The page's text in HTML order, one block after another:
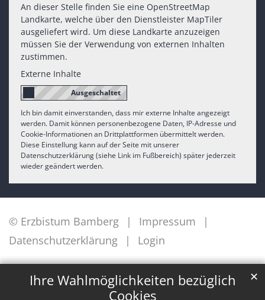
Ihre Wahlmöglichkeiten bezüglich
Cookies
✕
An dieser Stelle finden Sie eine OpenStreetMap
Landkarte, welche über den Dienstleister MapTiler
ausgeliefert wird. Um diese Landkarte anzuzeigen
müssen Sie der Verwendung von externen Inhalten
zustimmen.
Externe Inhalte
Ich bin damit einverstanden, dass mir externe Inhalte angezeigt
werden. Damit können personenbezogene Daten, IP-Adresse und
Cookie-Informationen an Drittplattformen übermittelt werden.
Diese Einstellung kann auf der Seite mit unserer
Datenschutzerklärung (siehe Link im Fußbereich) später jederzeit
wieder geändert werden.
© Erzbistum Bamberg
Impressum
Datenschutzerklärung
Login